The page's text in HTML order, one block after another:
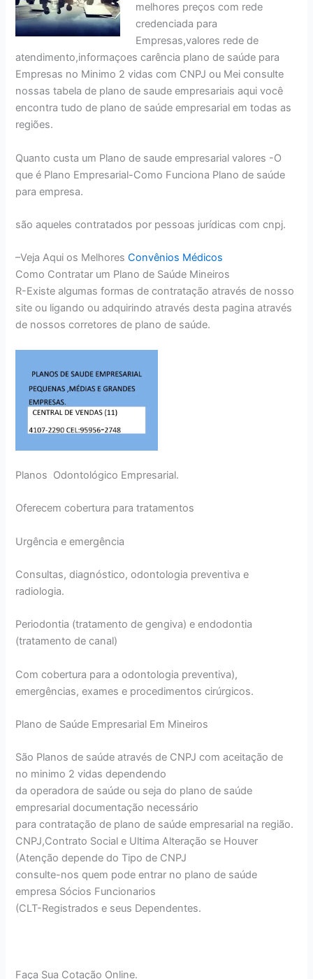
melhores preços com rede
credenciada para
Empresas,valores rede de
atendimento,informaçoes carência plano de saúde para
Empresas no Minimo 2 vidas com CNPJ ou Mei consulte
nossas tabela de plano de saude empresariais aqui você
encontra tudo de plano de saúde empresarial em todas as
regiões.
Quanto custa um Plano de saude empresarial valores -O
que é Plano Empresarial-Como Funciona Plano de saúde
para empresa.
são aqueles contratados por pessoas jurídicas com cnpj.
–Veja Aqui os MelhoresConvênios Médicos
Como Contratar um Plano de Saúde Mineiros
R-Existe algumas formas de contratação através de nosso
site ou ligando ou adquirindo através desta pagina através
de nossos corretores de plano de saúde.
Planos Odontológico Empresarial.
Oferecem cobertura para tratamentos
Urgência e emergência
Consultas, diagnóstico, odontologia preventiva e
radiologia.
Periodontia (tratamento de gengiva) e endodontia
(tratamento de canal)
Com cobertura para a odontologia preventiva),
emergências, exames e procedimentos cirúrgicos.
Plano de Saúde Empresarial Em Mineiros
São Planos de saúde através de CNPJ com aceitação de
no minimo 2 vidas dependendo
da operadora de saúde ou seja do plano de saúde
empresarial documentação necessário
para contratação de plano de saúde empresarial na região.
CNPJ,Contrato Social e Ultima Alteração se Houver
(Atenção depende do Tipo de CNPJ
consulte-nos quem pode entrar no plano de saúde
empresa Sócios Funcionarios
(CLT-Registrados e seus Dependentes.
Faça Sua Cotação Online.